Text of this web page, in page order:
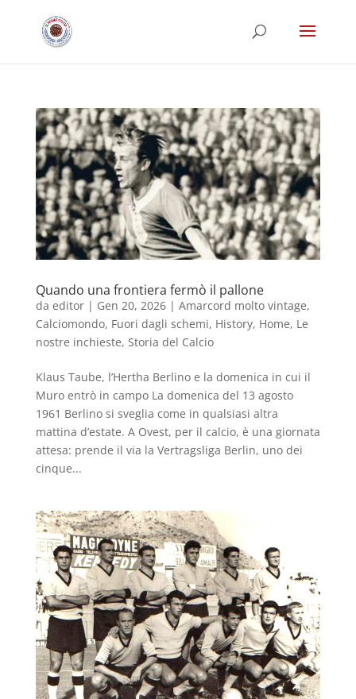
Quando una frontiera fermò il pallone
da editor| Gen 20, 2026| Amarcord molto vintage,
Calciomondo, Fuori dagli schemi, History, Home, Le
nostre inchieste, Storia del Calcio
Klaus Taube, l’Hertha Berlino e la domenica in cui il
Muro entrò in campo La domenica del 13 agosto
1961 Berlino si sveglia come in qualsiasi altra
mattina d’estate. A Ovest, per il calcio, è una giornata
attesa: prende il via la Vertragsliga Berlin, uno dei
cinque...